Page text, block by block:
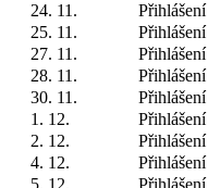
24. 11.
25. 11.
27. 11.
28. 11.
30. 11.
1. 12.
2. 12.
4. 12.
5. 12.